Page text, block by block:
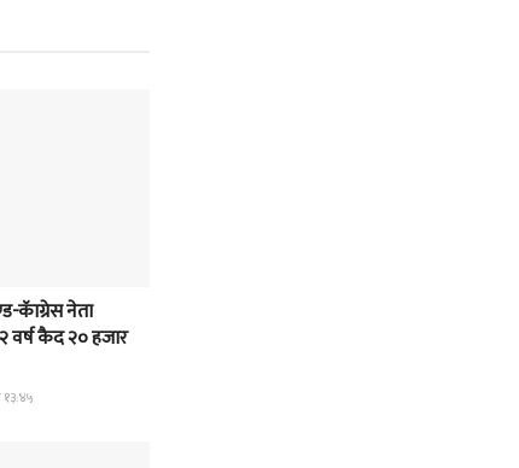
कॅाग्रेस नेता
वर्ष कैद २० हजार